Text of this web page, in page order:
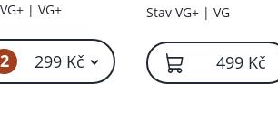
VG+ | VG+
2 299 Kč
Stav VG+ | VG
499 Kč